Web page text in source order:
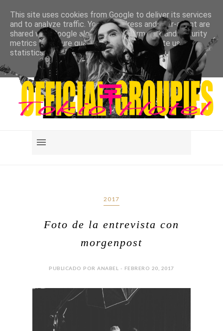
2017
Foto de la entrevista con
morgenpost
PUBLICADO POR ANABEL - FEBRERO 20, 2017
This site uses cookies from Google to deliver its services
and to analyze traffic. Your IP address and user-agent are
shared with Google along with performance and security
metrics to ensure quality of service, generate usage
statistics, and to detect and address abuse.
LEARN MORE GOT IT